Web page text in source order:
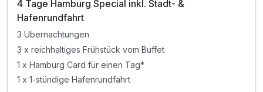
4 Tage Hamburg Special inkl. Stadt- &
Hafenrundfahrt
3 Übernachtungen
3 x reichhaltiges Frühstück vom Buffet
1 x Hamburg Card für einen Tag*
1 x 1-stündige Hafenrundfahrt